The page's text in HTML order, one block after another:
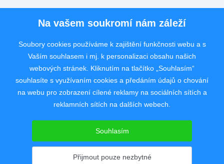
Copyright © 2008 - 2026 JobSystem s.r.o.
Zásady ochrany soukromí |Upravit nastavení
Pro uchazeče
Rychlý kontakt
Na vašem soukromí nám záleží
Soubory cookies používáme k zajištění funkčnosti webu a s
Vaším souhlasem i mj. k personalizaci obsahu našich
webových stránek. Kliknutím na tlačítko „Souhlasím“
souhlasíte s využívaním cookies a předáním údajů o chování
na webu pro zobrazení cílené reklamy na sociálních sítích a
reklamních sítích na dalších webech.
Souhlasím
Přijmout pouze nezbytné